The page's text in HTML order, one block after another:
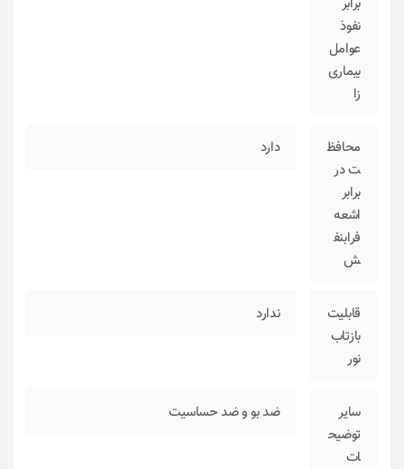
نفوذ
عوامل
بیماری‌
زا
محافظ
ت در
برابر
اشعه
فرابنف
ش
دارد
قابلیت
بازتاب
نور
ندارد
سایر
توضیح
ات
ضد بو و ضد حساسیت